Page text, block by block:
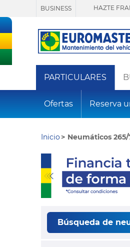
BUSINESS HAZTE
PARTICULARES
Ofertas Reserva
Inicio Neumáticos 265/
Búsqueda de